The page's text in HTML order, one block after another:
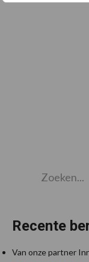
Recente
Van onze partner